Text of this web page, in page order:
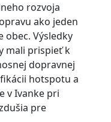
rozvoja
ako jeden
obec. Výsledky
mali prispieť k
dopravnej
hotspotu a
v Ivanke pri
pre